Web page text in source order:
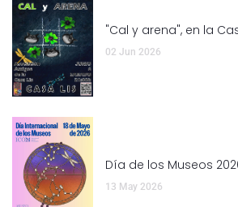
"Cal y arena", en la
02 Jun 2026
Día de los Museos
13 May 2026